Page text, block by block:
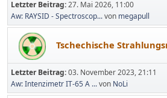
Letzter Beitrag:27. Mai 2026, 11:00
Aw: RAYSID - Spectroscop...von megapull
Tschechische
Letzter Beitrag:03. November 2023, 21:11
Aw: Intenzimetr IT-65 A ...von NoLi